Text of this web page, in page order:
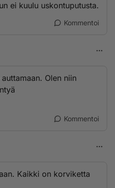
ei kuulu uskontuputusta.
Kommentoi
Olen niin
Kommentoi
Kaikki on korviketta